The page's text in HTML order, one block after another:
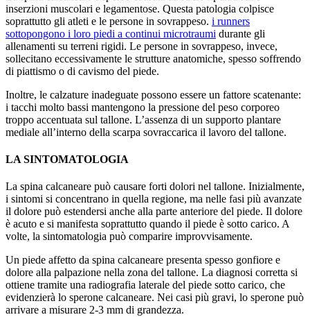
inserzioni muscolari e legamentose. Questa patologia colpisce
soprattutto gli atleti e le persone in sovrappeso. i runners
sottopongono i loro piedi a continui microtraumi durante gli
allenamenti su terreni rigidi. Le persone in sovrappeso, invece,
sollecitano eccessivamente le strutture anatomiche, spesso soffrendo
di piattismo o di cavismo del piede.
Inoltre, le calzature inadeguate possono essere un fattore scatenante:
i tacchi molto bassi mantengono la pressione del peso corporeo
troppo accentuata sul tallone. L’assenza di un supporto plantare
mediale all’interno della scarpa sovraccarica il lavoro del tallone.
LA SINTOMATOLOGIA
La spina calcaneare può causare forti dolori nel tallone. Inizialmente,
i sintomi si concentrano in quella regione, ma nelle fasi più avanzate
il dolore può estendersi anche alla parte anteriore del piede. Il dolore
è acuto e si manifesta soprattutto quando il piede è sotto carico. A
volte, la sintomatologia può comparire improvvisamente.
Un piede affetto da spina calcaneare presenta spesso gonfiore e
dolore alla palpazione nella zona del tallone. La diagnosi corretta si
ottiene tramite una radiografia laterale del piede sotto carico, che
evidenzierà lo sperone calcaneare. Nei casi più gravi, lo sperone può
arrivare a misurare 2-3 mm di grandezza.